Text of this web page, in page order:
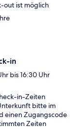
out ist möglich
in
bis 16:30 Uhr
in-Zeiten
bitte im
einen Zugangscode
Zeiten